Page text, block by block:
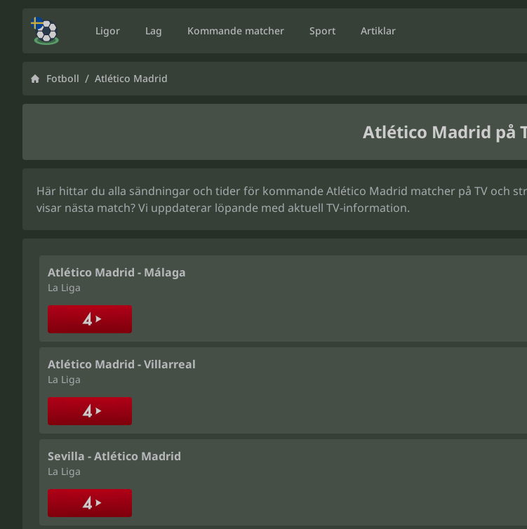
Ligor Lag Kommande matcher Sport Artiklar
Fotboll / Atlético Madrid
Atlético Madrid på
Här hittar du alla sändningar och tider för kommande Atlético Madrid matcher på TV och
visar nästa match? Vi uppdaterar löpande med aktuell TV-information.
Atlético Madrid - Málaga
La Liga
Atlético Madrid - Villarreal
La Liga
Sevilla - Atlético Madrid
La Liga